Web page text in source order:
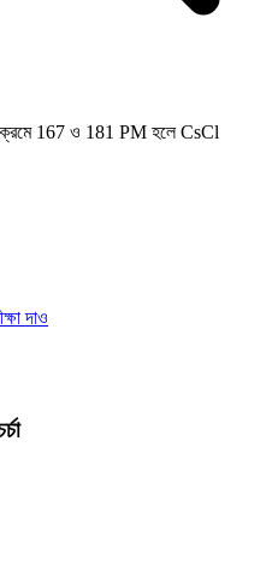
167 ও 181 PM হলে CsCl
দাও